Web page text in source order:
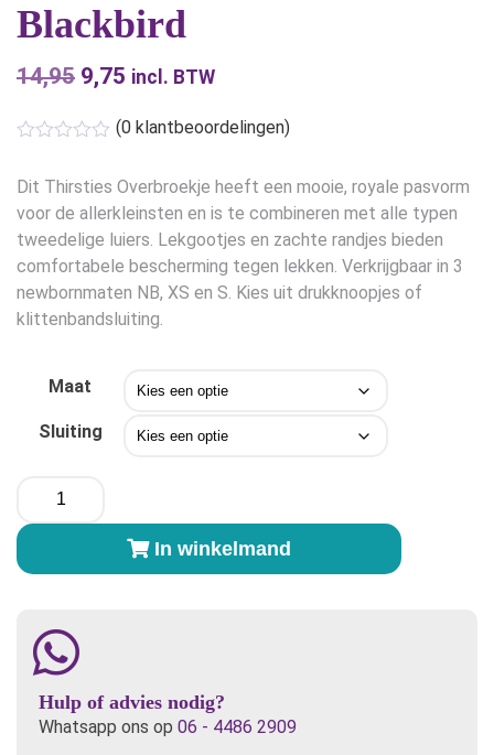
Hoe begin ik?
Blackbird
14,95 Oorspronkelijke
was:
€14,95.
9,75 Huidige
€9,75.
incl. BTW
(0 klantbeoordelingen)
Dit Thirsties Overbroekje heeft een mooie, royale pasvorm
voor de allerkleinsten en is te combineren met alle typen
tweedelige luiers. Lekgootjes en zachte randjes bieden
comfortabele bescherming tegen lekken. Verkrijgbaar in 3
newbornmaten NB, XS en S. Kies uit drukknoopjes of
klittenbandsluiting.
Maat
Sluiting
Thirsties
Cover
-
In winkelmand
Hulp of advies nodig?
Whatsapp ons op 06 - 4486 2909